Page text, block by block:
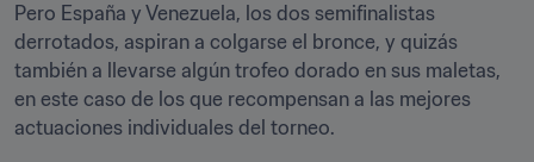
Pero España y Venezuela, los dos semifinalistas
derrotados, aspiran a colgarse el bronce, y quizás
también a llevarse algún trofeo dorado en sus maletas,
en este caso de los que recompensan a las mejores
actuaciones individuales del torneo.